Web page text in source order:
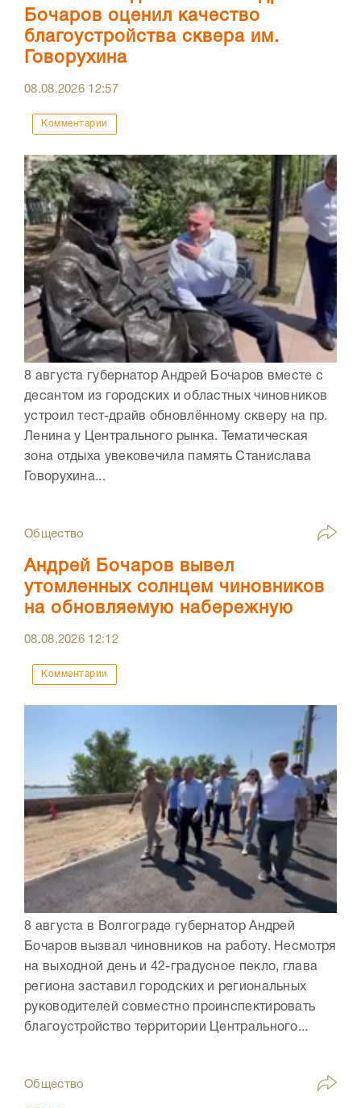
Бочаров оценил качество
благоустройства сквера им.
Говорухина
08.08.2026 12:57
Комментарии
8 августа губернатор Андрей Бочаров вместе с
десантом из городских и областных чиновников
устроил тест-драйв обновлённому скверу на пр.
Ленина у Центрального рынка. Тематическая
зона отдыха увековечила память Станислава
Говорухина...
Общество
Андрей Бочаров вывел
утомленных солнцем чиновников
на обновляемую набережную
08.08.2026 12:12
Комментарии
8 августа в Волгограде губернатор Андрей
Бочаров вызвал чиновников на работу. Несмотря
на выходной день и 42-градусное пекло, глава
региона заставил городских и региональных
руководителей совместно проинспектировать
благоустройство территории Центрального...
Общество